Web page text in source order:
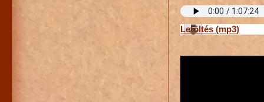
Letöltés (mp3)